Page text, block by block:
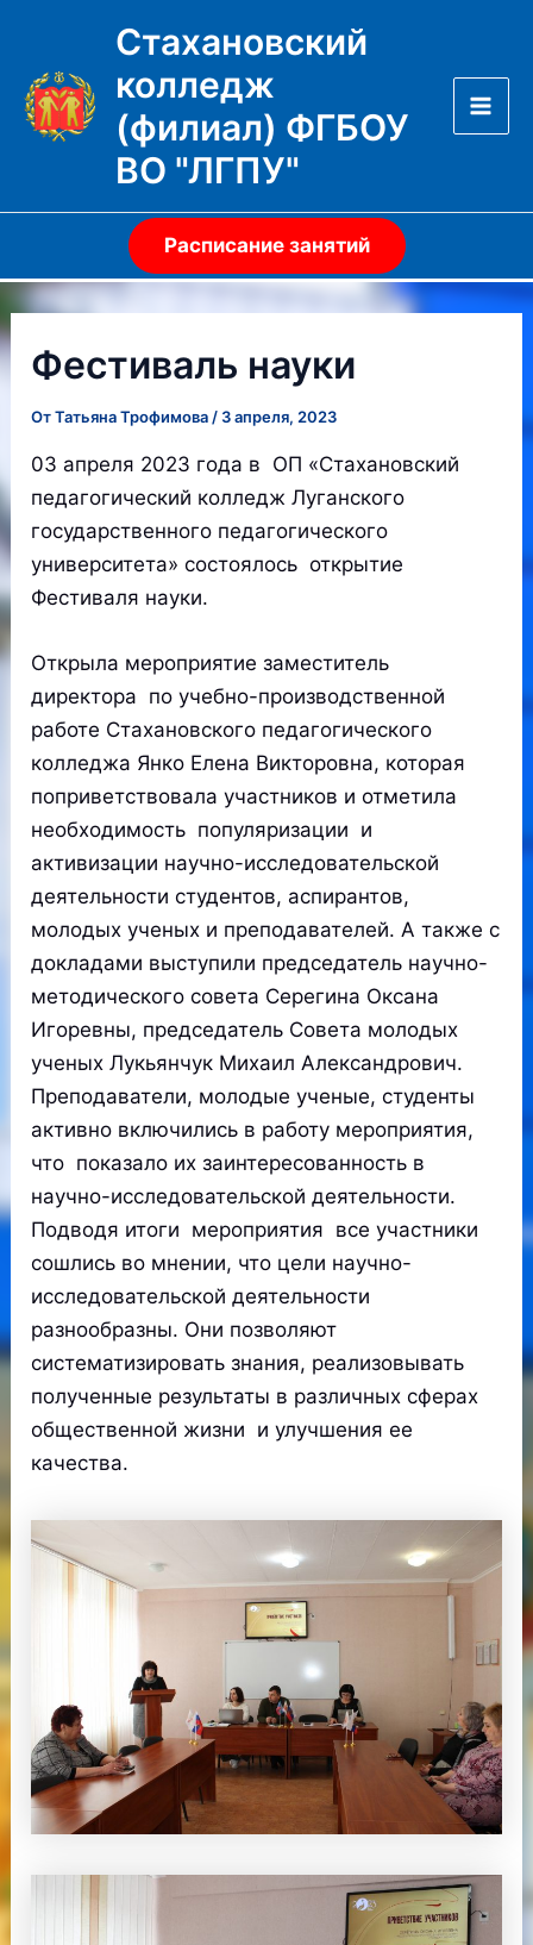
содержимому
Стахановский
колледж
(филиал) ФГБОУ
ВО "ЛГПУ"
Расписание занятий
Фестиваль науки
ОтТатьяна Трофимова / 3 апреля, 2023
03 апреля 2023 года в ОП «Стахановский
педагогический колледж Луганского
государственного педагогического
университета» состоялось открытие
Фестиваля науки.
Открыла мероприятие заместитель
директора по учебно-производственной
работе Стахановского педагогического
колледжа Янко Елена Викторовна, которая
поприветствовала участников и отметила
необходимость популяризации и
активизации научно-исследовательской
деятельности студентов, аспирантов,
молодых ученых и преподавателей. А также с
докладами выступили председатель научно-
методического совета Серегина Оксана
Игоревны, председатель Совета молодых
ученых Лукьянчук Михаил Александрович.
Преподаватели, молодые ученые, студенты
активно включились в работу мероприятия,
что показало их заинтересованность в
научно-исследовательской деятельности.
Подводя итоги мероприятия все участники
сошлись во мнении, что цели научно-
исследовательской деятельности
разнообразны. Они позволяют
систематизировать знания, реализовывать
полученные результаты в различных сферах
общественной жизни и улучшения ее
качества.